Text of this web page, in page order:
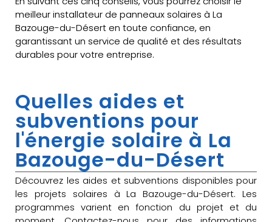
meilleur installateur de panneaux solaires à La
Bazouge-du-Désert en toute confiance, en
garantissant un service de qualité et des résultats
durables pour votre entreprise.
Quelles aides et
subventions pour
l'énergie solaire à La
Bazouge-du-Désert
Découvrez les aides et subventions disponibles pour
les projets solaires à La Bazouge-du-Désert. Les
programmes varient en fonction du projet et du